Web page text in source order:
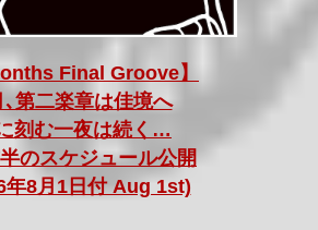
Final Groove】
､第二楽章は佳境へ
刻む一夜は続く…
のスケジュール公開
年8月1日付 Aug 1st)